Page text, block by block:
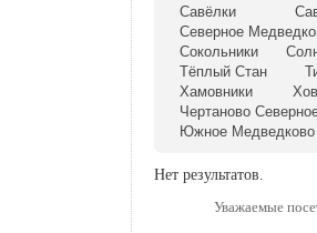
Савёлки
Северное
Сокольники
Тёплый Стан
Хамовники
Чертаново
Южное Медведково
Нет результатов.
Уважаемые